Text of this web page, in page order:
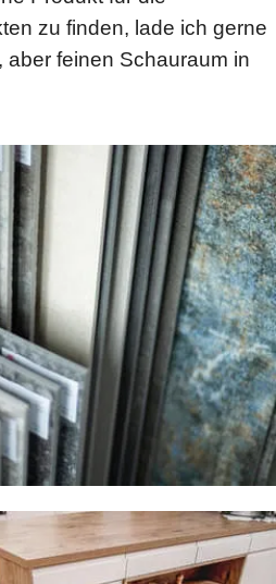
zu finden, lade ich gerne
aber feinen Schauraum in